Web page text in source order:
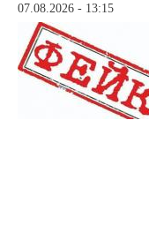
07.08.2026 - 13:15